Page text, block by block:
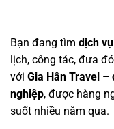
Bạn đang tìm dịch
lịch, công tác, đưa
với Gia Hân Travel –
nghiệp, được hàng
suốt nhiều năm qua.